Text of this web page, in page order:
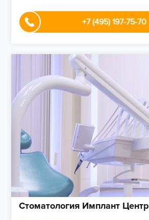
+7 (495) 197-75-70
Стоматология Имплант Центр